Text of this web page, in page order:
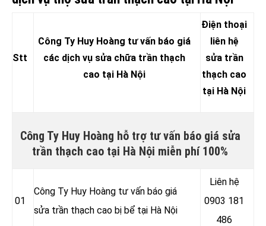
Stt
Công Ty Huy Hoàng tư vấn báo giá
các dịch vụ sửa chữa trần thạch
cao tại Hà Nội
Điện thoại
liên hệ
sửa trần
thạch cao
tại Hà Nội
Công Ty Huy Hoàng hỗ trợ tư vấn báo giá sửa
trần thạch cao tại Hà Nội miễn phí 100%
01
Công Ty Huy Hoàng tư vấn báo giá
sửa trần thạch cao bị bể tại Hà Nội
Liên hệ
0903 181
486